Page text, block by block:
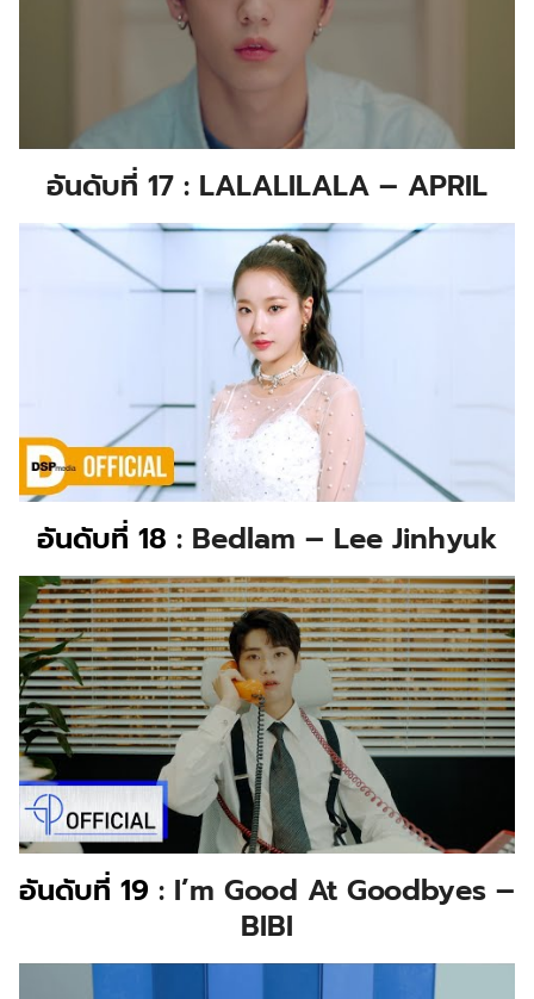
อันดับที่ 17 : LALALILALA – APRIL
อันดับที่ 18 : Bedlam – Lee Jinhyuk
อันดับที่ 19 : I’m Good At Goodbyes –
BIBI